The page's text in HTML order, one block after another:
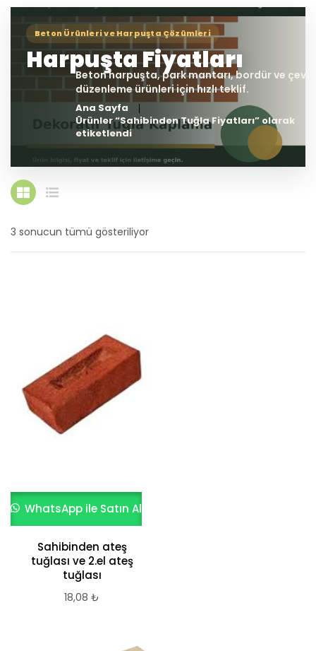
Ana Sayfa
Ürünler “Sahibinden Tuğla Fiyatları” olarak
etiketlendi
3 sonucun tümü gösteriliyor
WhatsApp ile Satın Al
Sahibinden ateş
tuğlası ve 2.el ateş
tuğlası
18,08 ₺